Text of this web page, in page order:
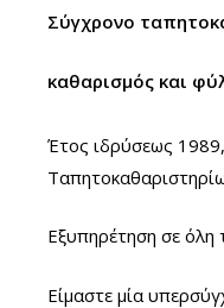
Σύγχρονο
καθαρισμός και
Έτος ιδρύσεως
Εξυπηρέτηση σε όλη
Είμαστε μία